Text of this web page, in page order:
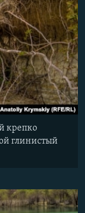
крепко
глинистый